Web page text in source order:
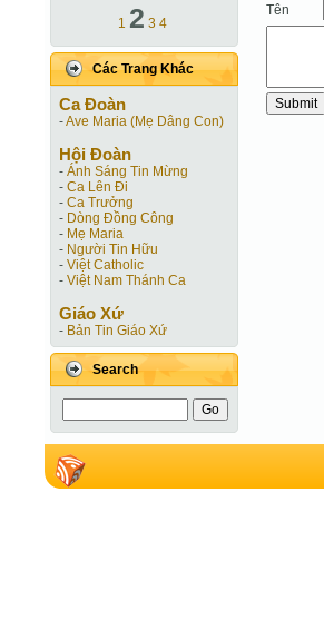
1 2 3 4
Các Trang Khác
Ca Ðoàn
-Ave Maria (Mẹ Dâng Con)
Hội Ðoàn
- Ánh Sáng Tin Mừng
- Ca Lên Đi
- Ca Trưởng
- Dòng Đồng Công
- Mẹ Maria
- Người Tin Hữu
- Việt Catholic
- Việt Nam Thánh Ca
Giáo Xứ
- Bản Tin Giáo Xứ
Search
Tên